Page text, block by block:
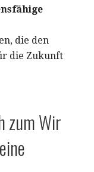
die den
die Zukunft
zum Wir